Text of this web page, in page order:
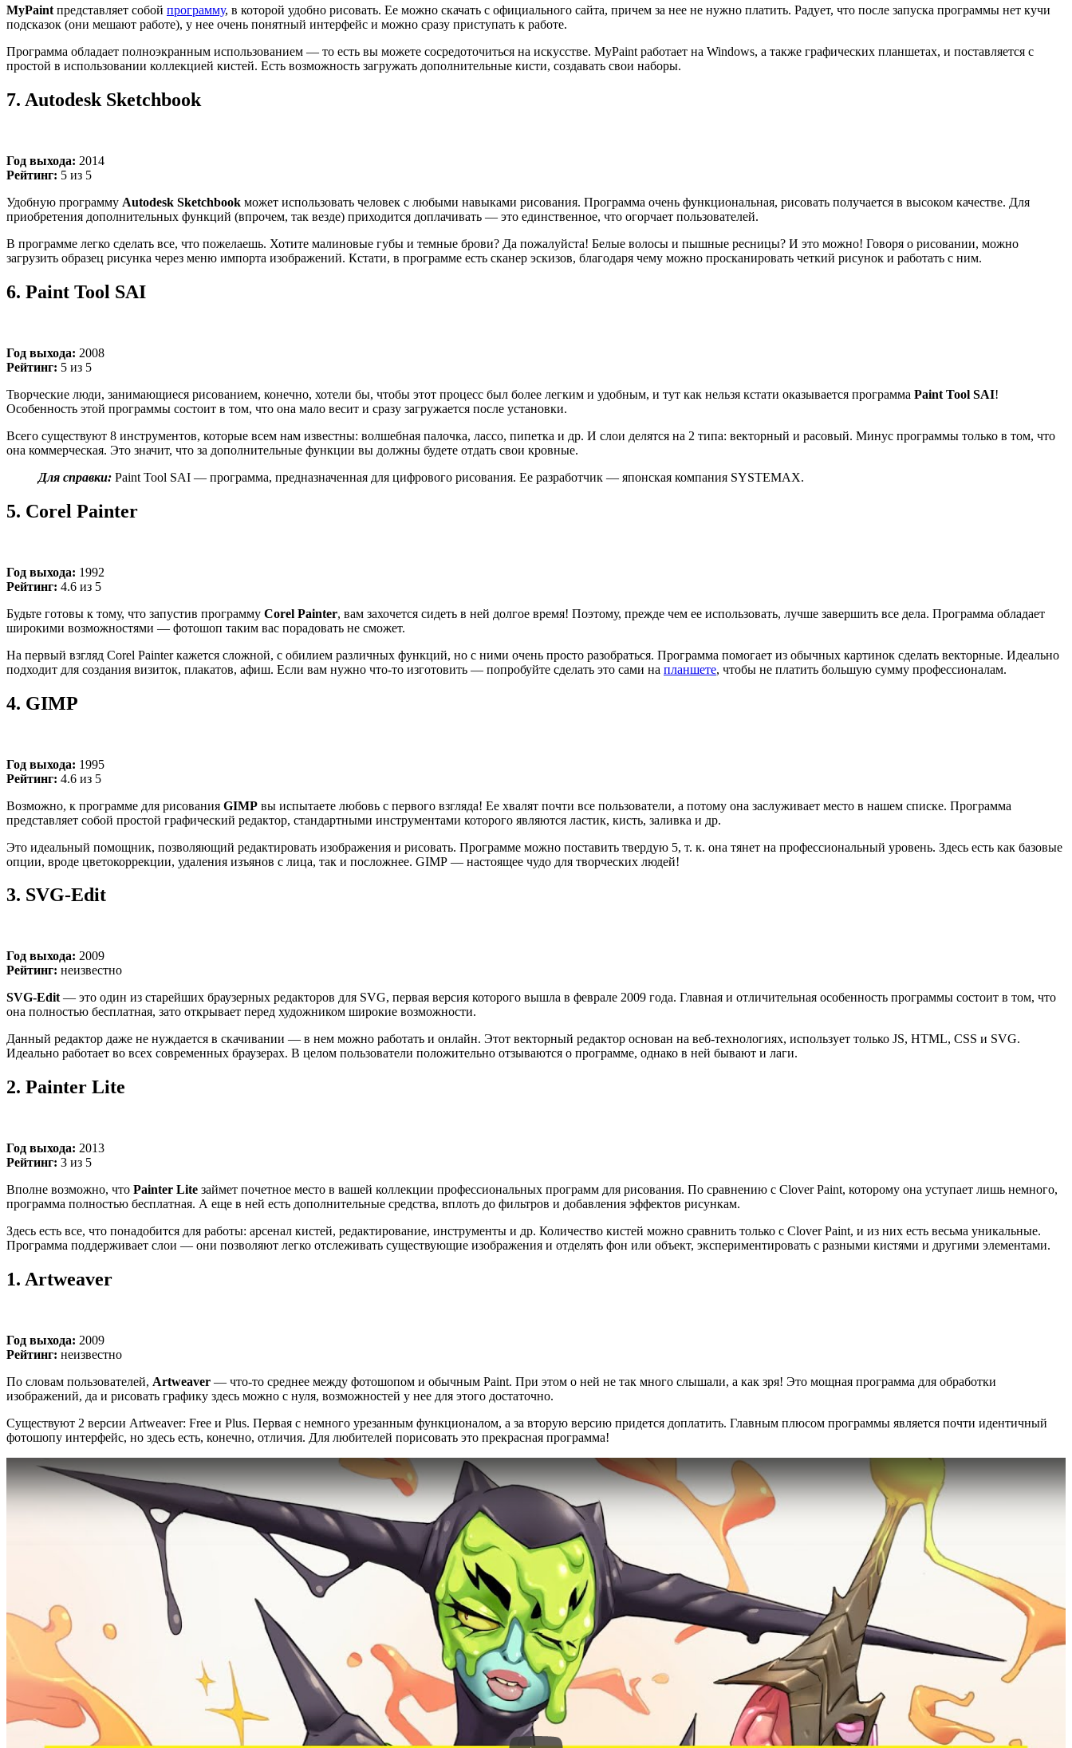
MyPaint представляет собой программу, в которой удобно рисовать. Ее можно скачать с официального сайта, причем за нее не нужно платить. Радует, что после запуска программы нет кучи
подсказок (они мешают работе), у нее очень понятный интерфейс и можно сразу приступать к работе.
Программа обладает полноэкранным использованием — то есть вы можете сосредоточиться на искусстве. MyPaint работает на Windows, а также графических планшетах, и поставляется с
простой в использовании коллекцией кистей. Есть возможность загружать дополнительные кисти, создавать свои наборы.
7. Autodesk Sketchbook
Год выхода: 2014
Рейтинг: 5 из 5
Удобную программу Autodesk Sketchbook может использовать человек с любыми навыками рисования. Программа очень функциональная, рисовать получается в высоком качестве. Для
приобретения дополнительных функций (впрочем, так везде) приходится доплачивать — это единственное, что огорчает пользователей.
В программе легко сделать все, что пожелаешь. Хотите малиновые губы и темные брови? Да пожалуйста! Белые волосы и пышные ресницы? И это можно! Говоря о рисовании, можно
загрузить образец рисунка через меню импорта изображений. Кстати, в программе есть сканер эскизов, благодаря чему можно просканировать четкий рисунок и работать с ним.
6. Paint Tool SAI
Год выхода: 2008
Рейтинг: 5 из 5
Творческие люди, занимающиеся рисованием, конечно, хотели бы, чтобы этот процесс был более легким и удобным, и тут как нельзя кстати оказывается программа Paint Tool SAI!
Особенность этой программы состоит в том, что она мало весит и сразу загружается после установки.
Всего существуют 8 инструментов, которые всем нам известны: волшебная палочка, лассо, пипетка и др. И слои делятся на 2 типа: векторный и расовый. Минус программы только в том, что
она коммерческая. Это значит, что за дополнительные функции вы должны будете отдать свои кровные.
Для справки: Paint Tool SAI — программа, предназначенная для цифрового рисования. Ее разработчик — японская компания SYSTEMAX.
5. Corel Painter
Год выхода: 1992
Рейтинг: 4.6 из 5
Будьте готовы к тому, что запустив программу Corel Painter, вам захочется сидеть в ней долгое время! Поэтому, прежде чем ее использовать, лучше завершить все дела. Программа обладает
широкими возможностями — фотошоп таким вас порадовать не сможет.
На первый взгляд Corel Painter кажется сложной, с обилием различных функций, но с ними очень просто разобраться. Программа помогает из обычных картинок сделать векторные. Идеально
подходит для создания визиток, плакатов, афиш. Если вам нужно что-то изготовить — попробуйте сделать это сами на планшете, чтобы не платить большую сумму профессионалам.
4. GIMP
Год выхода: 1995
Рейтинг: 4.6 из 5
Возможно, к программе для рисования GIMP вы испытаете любовь с первого взгляда! Ее хвалят почти все пользователи, а потому она заслуживает место в нашем списке. Программа
представляет собой простой графический редактор, стандартными инструментами которого являются ластик, кисть, заливка и др.
Это идеальный помощник, позволяющий редактировать изображения и рисовать. Программе можно поставить твердую 5, т. к. она тянет на профессиональный уровень. Здесь есть как базовые
опции, вроде цветокоррекции, удаления изъянов с лица, так и посложнее. GIMP — настоящее чудо для творческих людей!
3. SVG‑Edit
Год выхода: 2009
Рейтинг: неизвестно
SVG‑Edit — это один из старейших браузерных редакторов для SVG, первая версия которого вышла в феврале 2009 года. Главная и отличительная особенность программы состоит в том, что
она полностью бесплатная, зато открывает перед художником широкие возможности.
Данный редактор даже не нуждается в скачивании — в нем можно работать и онлайн. Этот векторный редактор основан на веб-технологиях, использует только JS, HTML, CSS и SVG.
Идеально работает во всех современных браузерах. В целом пользователи положительно отзываются о программе, однако в ней бывают и лаги.
2. Painter Lite
Год выхода: 2013
Рейтинг: 3 из 5
Вполне возможно, что Painter Lite займет почетное место в вашей коллекции профессиональных программ для рисования. По сравнению с Clover Paint, которому она уступает лишь немного,
программа полностью бесплатная. А еще в ней есть дополнительные средства, вплоть до фильтров и добавления эффектов рисункам.
Здесь есть все, что понадобится для работы: арсенал кистей, редактирование, инструменты и др. Количество кистей можно сравнить только с Clover Paint, и из них есть весьма уникальные.
Программа поддерживает слои — они позволяют легко отслеживать существующие изображения и отделять фон или объект, экспериментировать с разными кистями и другими элементами.
1. Artweaver
Год выхода: 2009
Рейтинг: неизвестно
По словам пользователей, Artweaver — что-то среднее между фотошопом и обычным Paint. При этом о ней не так много слышали, а как зря! Это мощная программа для обработки
изображений, да и рисовать графику здесь можно с нуля, возможностей у нее для этого достаточно.
Существуют 2 версии Artweaver: Free и Plus. Первая с немного урезанным функционалом, а за вторую версию придется доплатить. Главным плюсом программы является почти идентичный
фотошопу интерфейс, но здесь есть, конечно, отличия. Для любителей порисовать это прекрасная программа!